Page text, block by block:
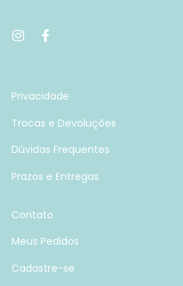
Privacidade
Trocas e Devoluções
Dúvidas Frequentes
Prazos e Entregas
Contato
Meus Pedidos
Cadastre-se